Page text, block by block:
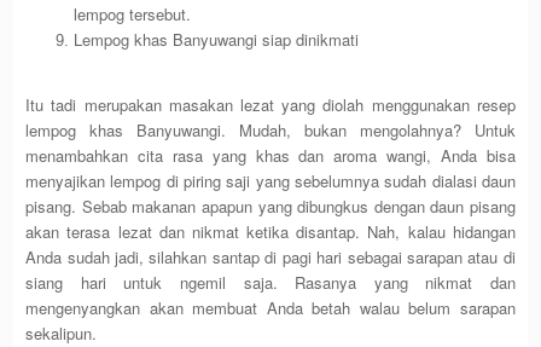
lempog tersebut.
Lempog khas Banyuwangi siap dinikmati
Itu tadi merupakan masakan lezat yang diolah menggunakan resep
lempog khas Banyuwangi. Mudah, bukan mengolahnya? Untuk
menambahkan cita rasa yang khas dan aroma wangi, Anda bisa
menyajikan lempog di piring saji yang sebelumnya sudah dialasi daun
pisang. Sebab makanan apapun yang dibungkus dengan daun pisang
akan terasa lezat dan nikmat ketika disantap. Nah, kalau hidangan
Anda sudah jadi, silahkan santap di pagi hari sebagai sarapan atau di
siang hari untuk ngemil saja. Rasanya yang nikmat dan
mengenyangkan akan membuat Anda betah walau belum sarapan
sekalipun.